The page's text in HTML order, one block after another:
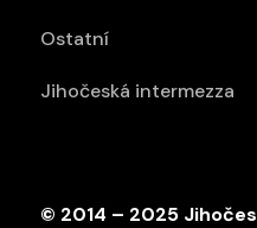
© 2014 – 2025
Ostatní
Jihočeská intermezza